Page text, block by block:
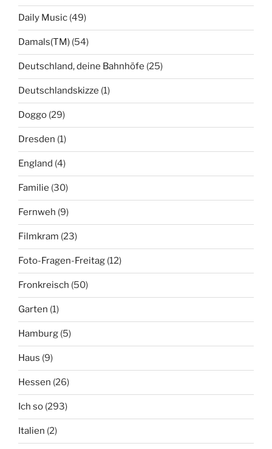
Daily Music (49)
Damals(TM) (54)
Deutschland, deine Bahnhöfe (25)
Deutschlandskizze (1)
Doggo (29)
Dresden (1)
England (4)
Familie (30)
Fernweh (9)
Filmkram (23)
Foto-Fragen-Freitag (12)
Fronkreisch (50)
Garten (1)
Hamburg (5)
Haus (9)
Hessen (26)
Ich so (293)
Italien (2)